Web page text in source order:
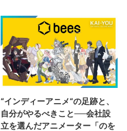
“インディーアニメ“の足跡と、
自分がやるべきこと──会社設
立を選んだアニメーター「のを